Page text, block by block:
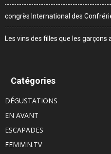
congrès International des
Les vins des filles que les garçons
Catégories
DÉGUSTATIONS
EN AVANT
ESCAPADES
FEMIVIN.TV